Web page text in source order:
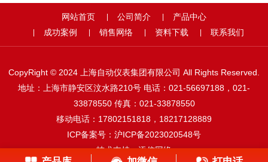
网站首页 | 公司简介 | 产品中心
| 成功案例 | 销售网络 | 资料下载 | 联系我们
CopyRight © 2024 上海自动仪表集团有限公司 All Rights Reserved.
地址：上海市静安区汶水路210号 电话：021-56697188，021-
33878550 传真：021-33878550
移动电话：17802151818，18217128889
ICP备案号： 沪ICP备2023020548号
技术支持：添信网络